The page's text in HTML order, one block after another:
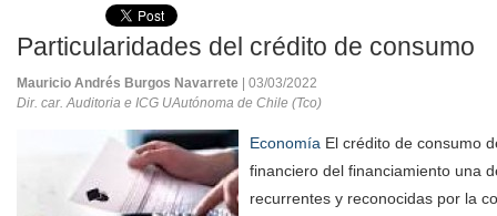
Particularidades del crédito de consumo
Mauricio Andrés Burgos Navarrete
| 03/03/2022
Dir. car. Auditoria e ICG UAutónoma de Chile (Tco)
Economía El crédito de consumo
financiero del financiamiento una
recurrentes y reconocidas por la